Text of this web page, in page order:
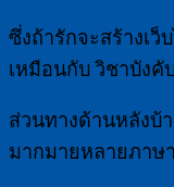
ซึ่งถ้ารักจะสร้างเ
เหมือนกับ วิชาบังคั
ส่วนทางด้านหลังบ้
มากมายหลายภาษา